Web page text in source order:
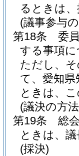
るときは
(議事参与
第18条
委
する事項
ただし、
て、愛知
ときは、
(議決の方
第19条
総
ときは、
(採決)